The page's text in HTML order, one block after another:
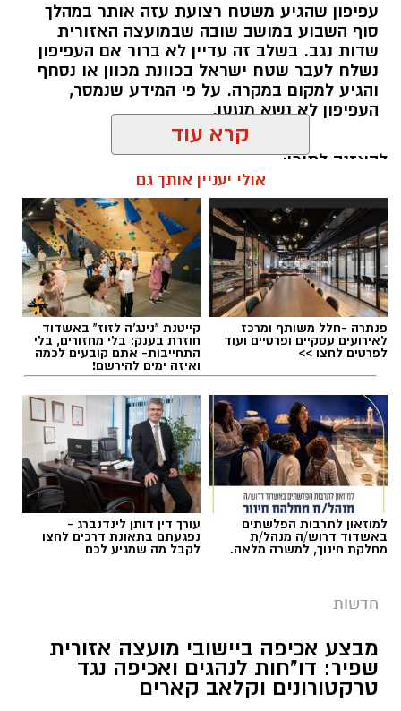
עפיפון שהגיע משטח רצועת עזה אותר במהלך
סוף השבוע במושב שובה שבמועצה האזורית
שדות נגב. בשלב זה עדיין לא ברור אם העפיפון
נשלח לעבר שטח ישראל בכוונת מכוון או נסחף
והגיע למקום במקרה. על פי המידע שנמסר,
העפיפון לא נשא מטען.
להאזנה לתוכן:
אלדה נתנאל / 11:22 09.08.26
תגים:עפיפון מעזה אותר במושב שובה
ראש המועצה האזורית שדות נגב, תמיר עידאן,
התייחס לאירוע בחומרה והבהיר כי גם אם לא
נשא מטען, עצם הגעתו של אמצעי אווירי משטח
הרצועה ליישובי המועצה מחייבת התייחסות
ביטחונית משמעותית.
שובה הוא אירוע חמור מאוד, ואסור להקל בו ראש.
המועצה, גם כאשר מתברר כי לא נשא מטען, היא
מבחינתנו חציית קו אדום", מסר עידאן.
קרא עוד
אולי יעניין אותך גם
פנתרה -חלל משותף ומרכז
לאירועים עסקיים ופרטיים ועוד
לפרטים לחצו >>
קייטנת "נינג'ה לזוז" באשדוד
חוזרת בענק: בלי מחזורים, בלי
התחייבות- אתם קובעים לכמה
ואיזה ימים להירשם!
למוזאון לתרבות הפלשתים
באשדוד דרוש/ה מנהל/ת
מחלקת חינוך, למשרה מלאה.
עורך דין דותן לינדנברג -
נפגעתם בתאונת דרכים לחצו
לקבל מה שמגיע לכם
חדשות
מבצע אכיפה ביישובי מועצה אזורית
שפיר: דו"חות לנהגים ואכיפה נגד
טרקטורונים וקלאב קארים